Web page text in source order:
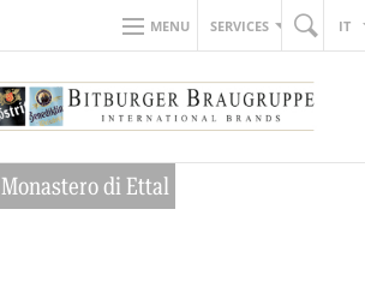
MENU SERVICES IT
Monastero di Ettal